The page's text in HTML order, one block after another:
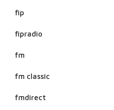
fip
fipradio
fm
fm classic
fmdirect